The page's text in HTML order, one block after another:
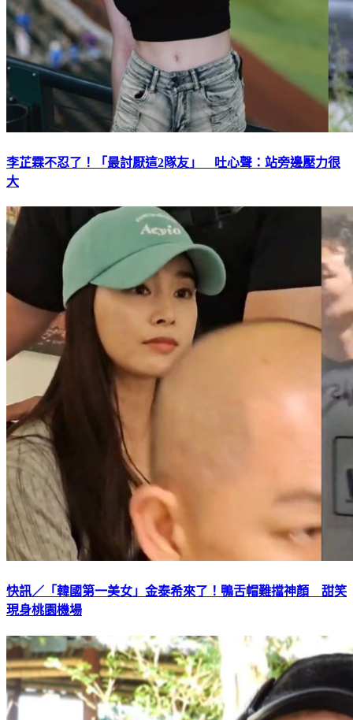
李芷霖不忍了！「最討厭這2隊友」 吐心聲：站旁邊壓力很
大
快訊／「韓國第一美女」金泰希來了！鴨舌帽難擋神顏 甜笑
現身桃園機場